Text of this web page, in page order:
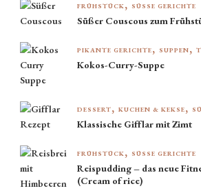
FRÜHSTÜCK SÜSSE GERICHTE
Süßer Couscous zum
PIKANTE GERICHTE SUPPEN
Kokos-Curry-Suppe
DESSERT KUCHEN & KEKSE
Klassische Gifflar mit Zimt
FRÜHSTÜCK SÜSSE GERICHTE
Reispudding – das neue
(Cream of rice)